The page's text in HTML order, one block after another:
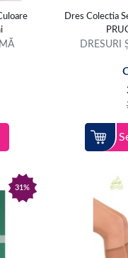
Dres Colectia
DRESURI
31%